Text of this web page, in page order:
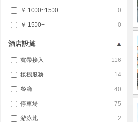
￥ 1000~1500 0
￥ 1500+ 0
酒店設施
寬帶接入 116
接機服務 14
餐廳 40
停車場 75
游泳池 2